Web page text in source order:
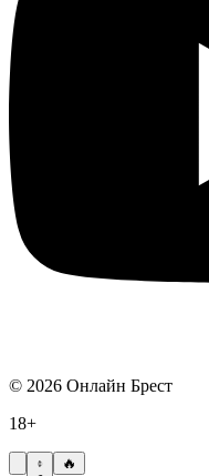
© 2026 Онлайн Брест
18+
🔥